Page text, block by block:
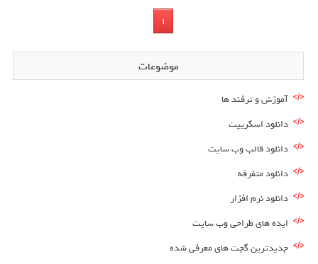
1
موضوعات
آموزش و ترفند ها
دانلود اسکریپت
دانلود قالب وب سایت
دانلود متفرقه
دانلود نرم افزار
ایده های طراحی وب سایت
جدیدترین گجت های معرفی شده